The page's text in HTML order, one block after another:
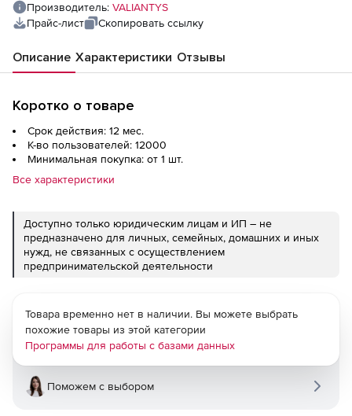
Производитель: VALIANTYS
Прайс-лист
Скопировать ссылку
Описание Характеристики Отзывы
Коротко о товаре
Срок действия: 12 мес.
К-во пользователей: 12000
Минимальная покупка: от 1 шт.
Все характеристики
Доступно только юридическим лицам и ИП – не
предназначено для личных, семейных, домашних и иных
нужд, не связанных с осуществлением
предпринимательской деятельности
Товара временно нет в наличии. Вы можете выбрать
похожие товары из этой категории
Программы для работы с базами данных
Поможем с выбором